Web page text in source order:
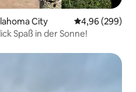
City
4,96 (299)
Spaß in der Sonne!